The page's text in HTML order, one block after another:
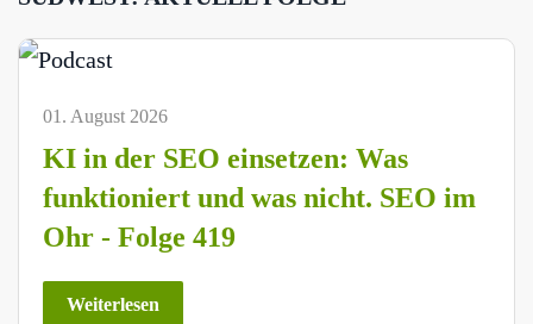
01. August 2026
KI in der SEO einsetzen: Was
funktioniert und was nicht. SEO im
Ohr - Folge 419
Weiterlesen